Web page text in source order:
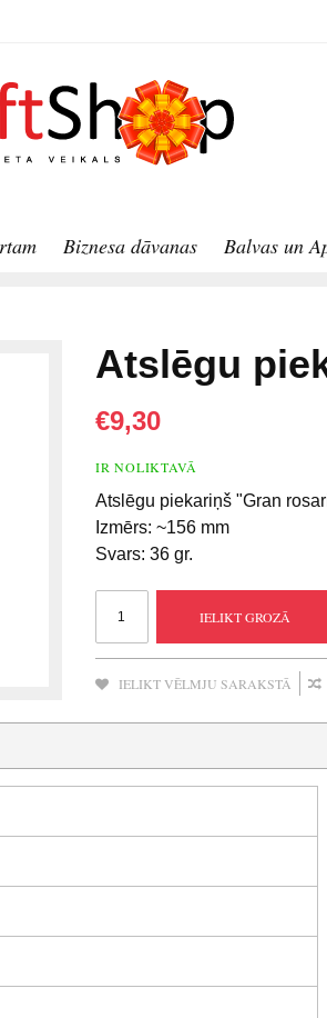
Biznesa dāvanas Balvas un
Atslēgu
€9,30
IR NOLIKTAVĀ
Atslēgu piekariņš "Gran
Izmērs: ~156 mm
Svars: 36 gr.
IELIKT GROZĀ
IELIKT VĒLMJU SARAKSTĀ